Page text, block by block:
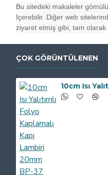
Bu sitedeki makaleler
Içerebilir. Diğer web
ziyaret etmiş gibi, tam olarak
ÇOK GÖRÜNTÜLENEN